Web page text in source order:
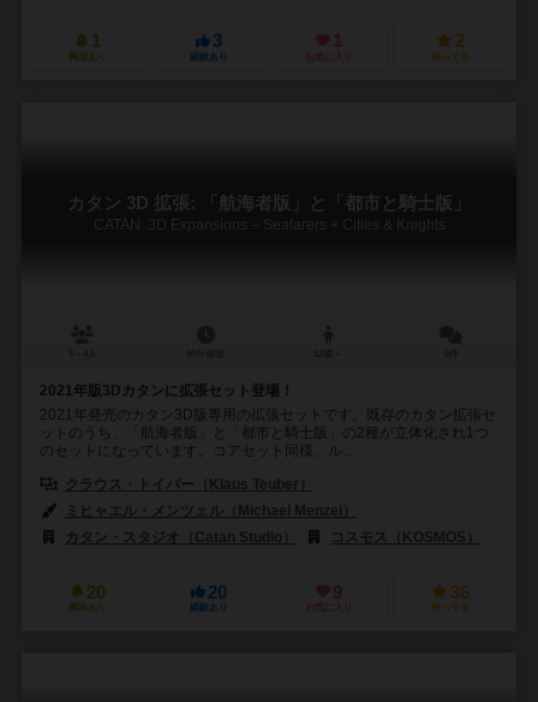
1
興味あり
3
経験あり
1
お気に入り
2
持ってる
カタン 3D 拡張: 「航海者版」と「都市と騎士版」
CATAN: 3D Expansions – Seafarers + Cities & Knights
2021年版3Dカタンに拡張セット登場！
2021年発売のカタン3D版専用の拡張セットです。既存のカタン拡張セ
ットのうち、「航海者版」と「都市と騎士版」の2種が立体化され1つ
のセットになっています。コアセット同様、ル...
クラウス・トイバー（Klaus Teuber）
ミヒャエル・メンツェル（Michael Menzel）
カタン・スタジオ（Catan Studio）
コスモス（KOSMOS）
20
興味あり
20
経験あり
9
お気に入り
36
持ってる